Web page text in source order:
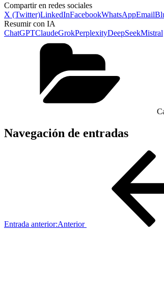
Compartir en redes sociales
X (Twitter)LinkedInFacebookWhatsAppEmail
Resumir con IA
ChatGPTClaudeGrokPerplexityDeepSeekMistral
Navegación de entradas
Entrada anterior:Anterior